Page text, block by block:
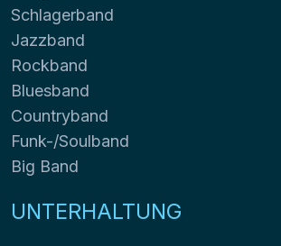
Schlagerband
Jazzband
Rockband
Bluesband
Countryband
Funk-/Soulband
Big Band
UNTERHALTUNG